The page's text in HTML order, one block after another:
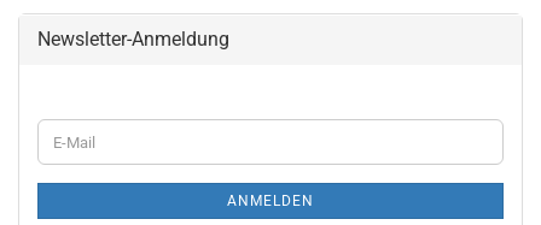
Newsletter-Anmeldung
WEITER
ZUR
E-
Mail
ANMELDEN